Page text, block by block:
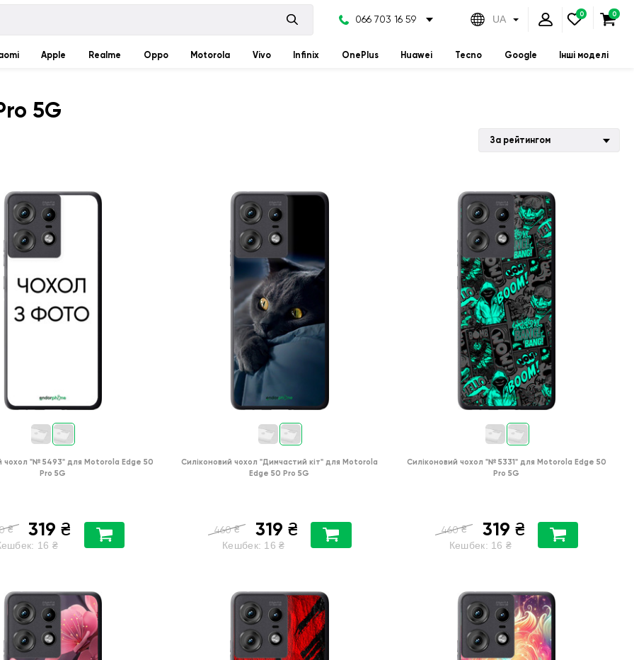
066 703 16 59 UA
Apple Realme Oppo Motorola Vivo Infinix OnePlus Huawei Tecno Google Інші моделі
5G
За рейтингом
чохол "№ 5493" для Motorola Edge 50
Pro 5G
₴ 319 ₴
16 ₴
Силіконовий чохол "Димчастий кіт" для Motorola
Edge 50 Pro 5G
460 ₴ 319 ₴
Кешбек: 16 ₴
Силіконовий чохол "№ 5331" для Motorola Edge 50
Pro 5G
460 ₴ 319 ₴
Кешбек: 16 ₴